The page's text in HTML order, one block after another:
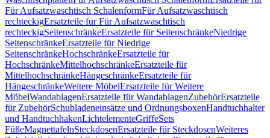
Für Aufsatzwaschtisch SchalenformFür Aufsatzwaschtisch
rechteckigErsatzteile für Für Aufsatzwaschtisch
rechteckigSeitenschränkeErsatzteile für SeitenschränkeNiedrige
SeitenschränkeErsatzteile für Niedrige
SeitenschränkeHochschränkeErsatzteile für
HochschränkeMittelhochschränkeErsatzteile für
MittelhochschränkeHängeschränkeErsatzteile für
HängeschränkeWeitere MöbelErsatzteile für Weitere
MöbelWandablagenErsatzteile für WandablagenZubehörErsatzteile
für ZubehörSchubladeneinsätze und OrdnungsboxenHandtuchhalter
und HandtuchhakenLichtelementeGriffeSets
FüßeMagnettafelnSteckdosenErsatzteile für SteckdosenWeiteres